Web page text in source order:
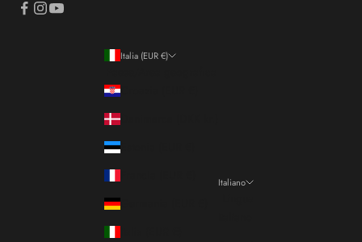
Italia (EUR €)
Croazia (EUR €)
Danimarca (DKK kr.)
Estonia (EUR €)
Francia (EUR €)
Germania (EUR €)
Italia (EUR €)
Italiano